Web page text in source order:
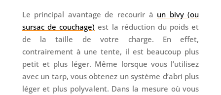
Le principal avantage de recourir à un bivy (ou
sursac de couchage) est la réduction du poids et
de la taille de votre charge. En effet,
contrairement à une tente, il est beaucoup plus
petit et plus léger. Même lorsque vous l’utilisez
avec un tarp, vous obtenez un système d’abri plus
léger et plus polyvalent. Dans la mesure où vous